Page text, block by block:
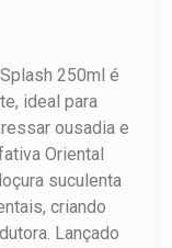
250ml é
ideal para
ousadia e
Oriental
suculenta
criando
Lançado